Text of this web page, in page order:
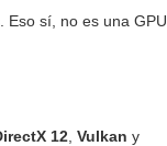
Eso sí, no es una GPU
12 Vulkan y